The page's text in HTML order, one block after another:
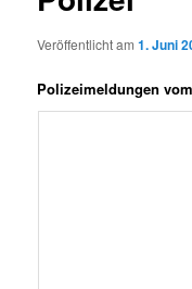
Veröffentlicht am1. Juni
Polizeimeldungen